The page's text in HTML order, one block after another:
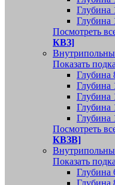
Глубина
Глубина
Посмотреть
КВЗ]
Показать
Глубина
Глубина
Глубина
Глубина
Глубина
Посмотреть
КВЗВ]
Показать
Глубина
Глубина